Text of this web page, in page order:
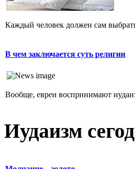
Каждый человек должен сам
В чем заключается суть религии
Вообще, евреи воспринимают
Иудаизм